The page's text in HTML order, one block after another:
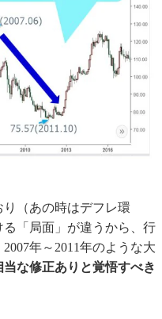
（あの時はデフレ環
「局面」が違うから、行
年～2011年のような大
当な修正ありと覚悟すべき